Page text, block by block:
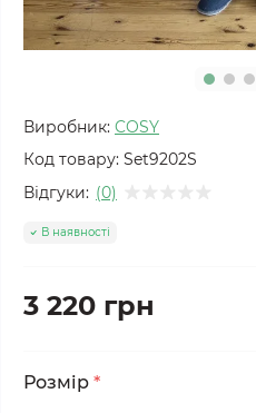
Виробник: COSY
Код товару: Set9202S
Відгуки: (0)
В наявності
3 220 грн
Розмір *